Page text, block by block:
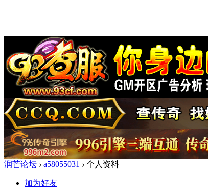
润芒论坛 › a58055031 › 个人资料
加为好友